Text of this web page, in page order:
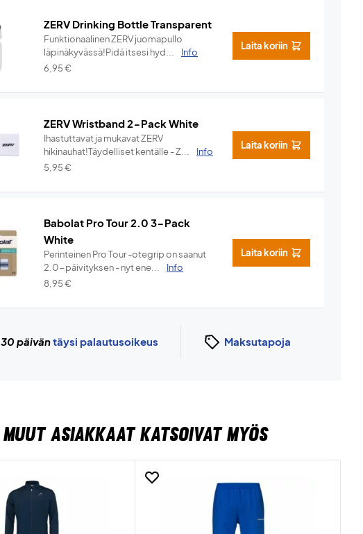
ZERV Drinking Bottle Transparent
Funktionaalinen ZERV juomapullo
läpinäkyvässä!Pidä itsesi hyd...
Info
6,95€
Laita koriin
ZERV Wristband 2-Pack White
Ihastuttavat ja mukavat ZERV
hikinauhat!Täydelliset kentälle - Z...
Info
5,95€
Laita koriin
Babolat Pro Tour 2.0 3-Pack
White
Perinteinen Pro Tour -otegrip on saanut
2.0-päivityksen - nyt ene...
Info
8,95€
Laita koriin
30 päiväntäysi palautusoikeus Maksutapoja
MUUT ASIAKKAAT KATSOIVAT MYÖS